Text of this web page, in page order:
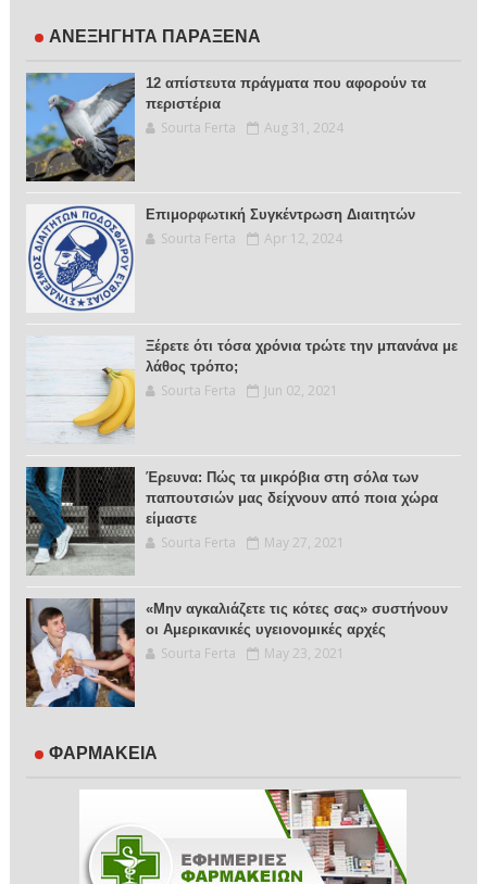
ΑΝΕΞΗΓΗΤΑ ΠΑΡΑΞΕΝΑ
12 απίστευτα πράγματα που αφορούν τα
περιστέρια
Sourta Ferta Aug 31, 2024
Επιμορφωτική Συγκέντρωση Διαιτητών
Sourta Ferta Apr 12, 2024
Ξέρετε ότι τόσα χρόνια τρώτε την μπανάνα με
λάθος τρόπο;
Sourta Ferta Jun 02, 2021
Έρευνα: Πώς τα μικρόβια στη σόλα των
παπουτσιών μας δείχνουν από ποια χώρα
είμαστε
Sourta Ferta May 27, 2021
«Μην αγκαλιάζετε τις κότες σας» συστήνουν
οι Αμερικανικές υγειονομικές αρχές
Sourta Ferta May 23, 2021
ΦΑΡΜΑΚΕΙΑ